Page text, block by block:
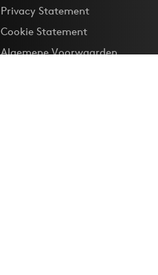
Privacy Statement
Cookie Statement
Algemene Voorwaarden